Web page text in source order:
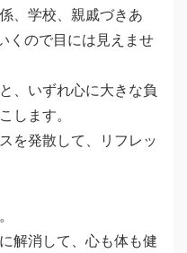
、学校、親戚づきあ
くので目には見えませ
、いずれ心に大きな負
します。
を発散して、リフレッ
解消して、心も体も健